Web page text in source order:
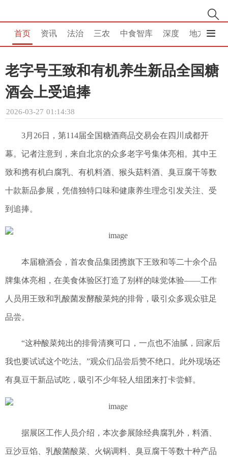
首页 资讯 法治 三农 中食智库 深度 地方
老字号王致和有机养生新品全国糖
酒会上受追捧
2026-03-27 01:14:38
3月26日，第114届全国糖酒商品交易会在四川成都开
幕。记者注意到，来自北京的众多老字号集体亮相。其中王
致和携有机白腐乳、有机料酒、猴头菇料酒、臭豆腐干等数
十款新品参展，凭借独特口味和健康养生理念引发关注、受
到追捧。
本届糖酒会，首农食品集团携旗下王致和等二十余个品
牌集体亮相，在美食体验区打造了别样的味觉体验——工作
人员用王致和乳酸菌发酵酸菜炖的排骨，吸引众多观众驻足
品尝。
“这种酸菜炖出的排骨清爽可口，一点也不油腻，回家后
我也要试试这个吃法。”观众们品尝后赞不绝口。此外现场还
有臭豆干新品试吃，吸引不少年轻人组团来打卡尝鲜。
据展区工作人员介绍，本次参展除经典腐乳外，料酒、
豆沙豆馅、乳酸菌酸菜、火锅调料、臭豆腐干等数十种产品